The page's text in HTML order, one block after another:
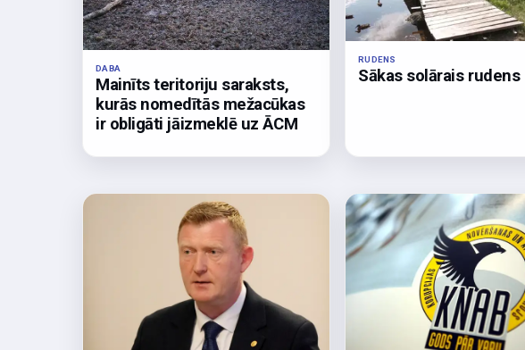
DABA
Mainīts teritoriju saraksts,
kurās nomedītās mežacūkas
ir obligāti jāizmeklē uz ĀCM
RUDENS
Sākas solārais rudens